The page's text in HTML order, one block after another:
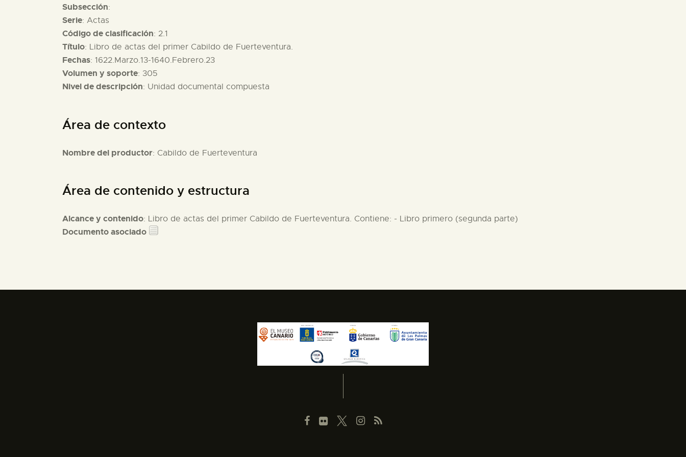
Subsección:
Serie: Actas
Código de clasificación: 2.1
Título: Libro de actas del primer Cabildo de Fuerteventura.
Fechas: 1622.Marzo.13-1640.Febrero.23
Volumen y soporte: 305
Nivel de descripción: Unidad documental compuesta
Área de contexto
Nombre del productor: Cabildo de Fuerteventura
Área de contenido y estructura
Alcance y contenido: Libro de actas del primer Cabildo de Fuerteventura. Contiene: - Libro primero (segunda parte)
Documento asociado